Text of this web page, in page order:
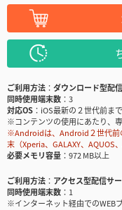
ご利用方法
ダウンロード型配
同時使用端末数
3
対応OS
iOS最新の２世代前ま
※コンテンツの使用にあたり、
※Androidは、Android２世代前
末（Xperia、GALAXY、AQUOS
必要メモリ容量
972 MB以上
ご利用方法
アクセス型配信サ
同時使用端末数
1
※インターネット経由でのWEB